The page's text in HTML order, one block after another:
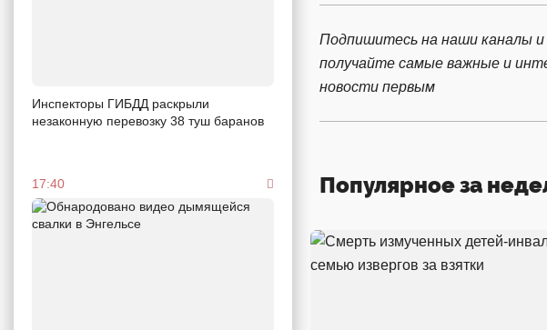
Инспекторы ГИБДД раскрыли
незаконную перевозку 38 туш баранов
17:40
Подпишитесь на наши каналы и
получайте самые важные и
новости первым
Популярное за